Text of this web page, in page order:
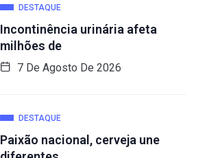
DESTAQUE
Incontinência urinária afeta
milhões de
7 De Agosto De 2026
DESTAQUE
Paixão nacional, cerveja une